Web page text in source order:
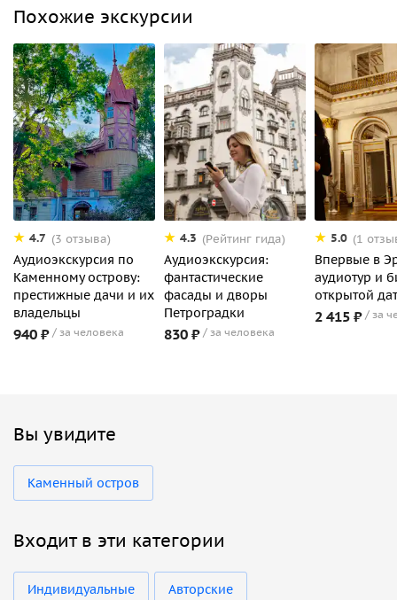
Похожие экскурсии
4.7 (3 отзыва)
Аудиоэкскурсия по
Каменному острову:
престижные дачи и их
владельцы
940 ₽ за человека
4.3 (Рейтинг гида)
Аудиоэкскурсия:
фантастические
фасады и дворы
Петроградки
830 ₽ за человека
5.0 (1
Впервые в
аудиотур и
открытой
2 415 ₽ за
Вы увидите
Каменный остров
Входит в эти категории
Индивидуальные Авторские